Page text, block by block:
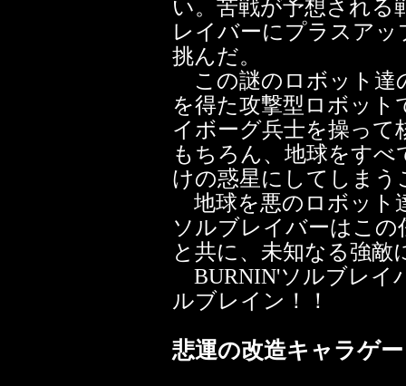
い。苦戦が予想される
レイバーにプラスア
挑んだ。
この謎のロボット達
を得た攻撃型ロボッ
イボーグ兵士を操って
もちろん、地球をす
けの惑星にしてしまう
地球を悪のロボット
ソルブレイバーはこ
と共に、未知なる強敵
BURNIN'ソルブレイ
ルブレイン！！
悲運の改造キャラゲー